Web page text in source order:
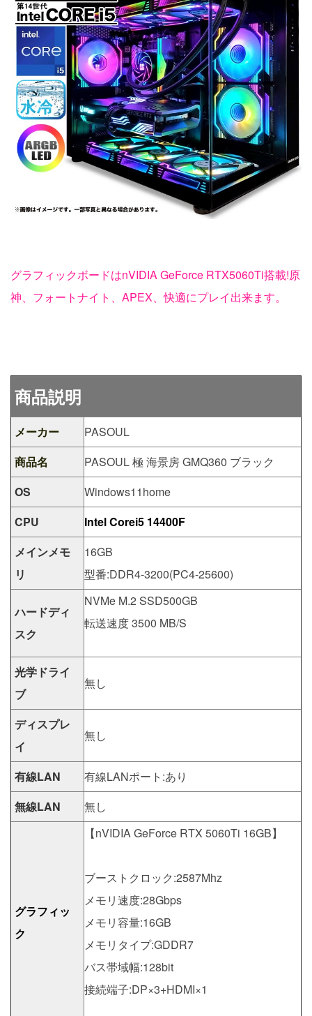
グラフィックボードはnVIDIA GeForce RTX5060Ti搭載!原
神、フォートナイト、APEX、快適にプレイ出来ます。
商品説明
メーカー
PASOUL
商品名
PASOUL 極 海景房 GMQ360 ブラック
OS
Windows11home
CPU
Intel Corei5 14400F
メインメモ
リ
16GB
型番:DDR4-3200(PC4-25600)
ハードディ
スク
NVMe M.2 SSD500GB
転送速度 3500 MB/S
光学ドライ
ブ
無し
ディスプレ
イ
無し
有線LAN
有線LANポート:あり
無線LAN
無し
グラフィッ
ク
【nVIDIA GeForce RTX 5060Ti 16GB】
ブーストクロック:2587Mhz
メモリ速度:28Gbps
メモリ容量:16GB
メモリタイプ:GDDR7
バス帯域幅:128bit
接続端子:DP×3+HDMI×1